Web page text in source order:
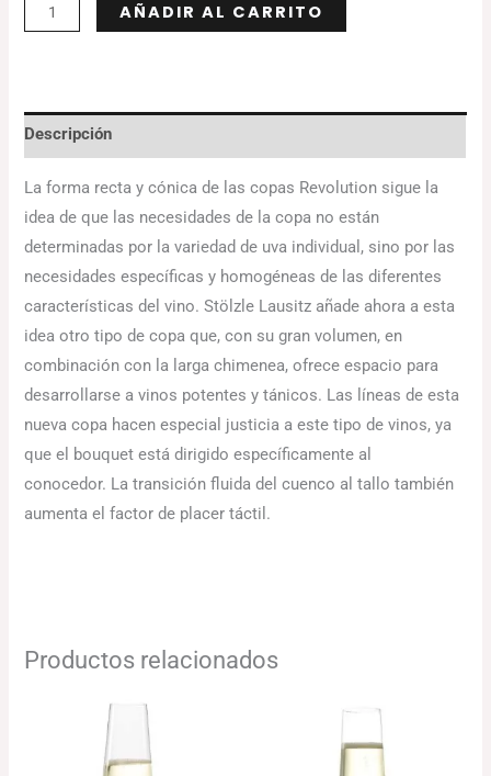
AÑADIR AL CARRITO
Descripción
La forma recta y cónica de las copas Revolution sigue la
idea de que las necesidades de la copa no están
determinadas por la variedad de uva individual, sino por las
necesidades específicas y homogéneas de las diferentes
características del vino. Stölzle Lausitz añade ahora a esta
idea otro tipo de copa que, con su gran volumen, en
combinación con la larga chimenea, ofrece espacio para
desarrollarse a vinos potentes y tánicos. Las líneas de esta
nueva copa hacen especial justicia a este tipo de vinos, ya
que el bouquet está dirigido específicamente al
conocedor. La transición fluida del cuenco al tallo también
aumenta el factor de placer táctil.
Productos relacionados